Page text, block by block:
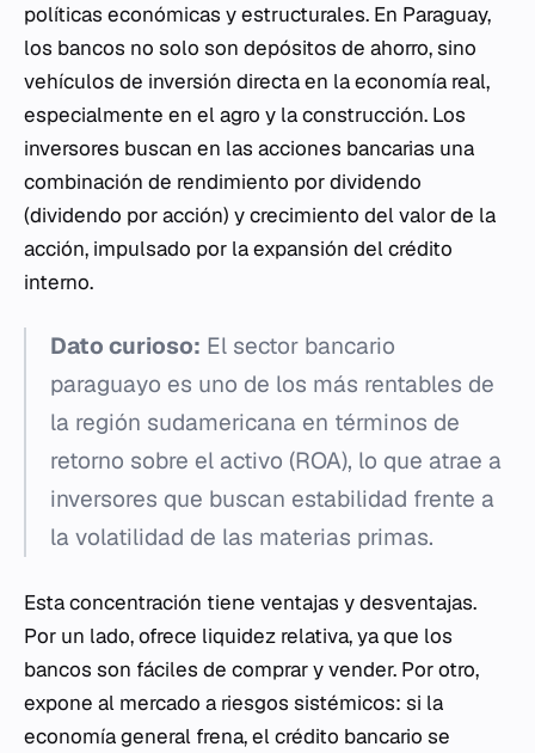
políticas económicas y estructurales. En Paraguay,
los bancos no solo son depósitos de ahorro, sino
vehículos de inversión directa en la economía real,
especialmente en el agro y la construcción. Los
inversores buscan en las acciones bancarias una
combinación de rendimiento por dividendo
(dividendo por acción) y crecimiento del valor de la
acción, impulsado por la expansión del crédito
interno.
Dato curioso: El sector bancario
paraguayo es uno de los más rentables de
la región sudamericana en términos de
retorno sobre el activo (ROA), lo que atrae a
inversores que buscan estabilidad frente a
la volatilidad de las materias primas.
Esta concentración tiene ventajas y desventajas.
Por un lado, ofrece liquidez relativa, ya que los
bancos son fáciles de comprar y vender. Por otro,
expone al mercado a riesgos sistémicos: si la
economía general frena, el crédito bancario se